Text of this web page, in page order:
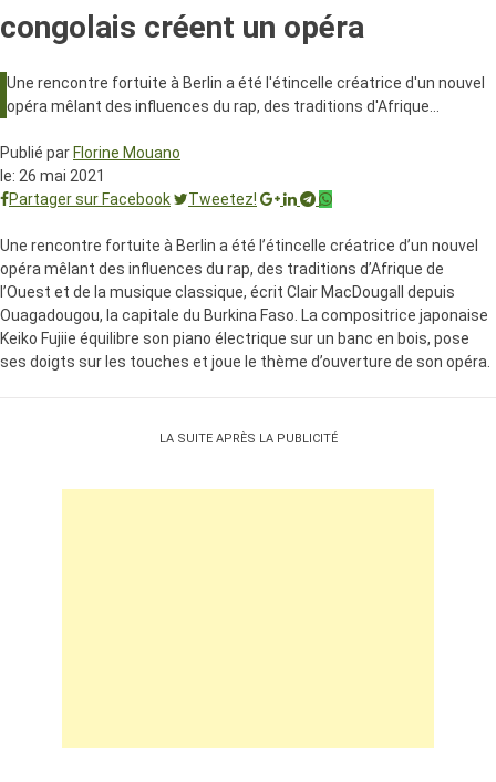
congolais créent un opéra
Une rencontre fortuite à Berlin a été l'étincelle créatrice d'un nouvel
opéra mêlant des influences du rap, des traditions d'Afrique…
Publié parFlorine Mouano
le: 26 mai 2021
Partager sur Facebook
Tweetez!
Une rencontre fortuite à Berlin a été l’étincelle créatrice d’un nouvel
opéra mêlant des influences du rap, des traditions d’Afrique de
l’Ouest et de la musique classique, écrit Clair MacDougall depuis
Ouagadougou, la capitale du Burkina Faso. La compositrice japonaise
Keiko Fujiie équilibre son piano électrique sur un banc en bois, pose
ses doigts sur les touches et joue le thème d’ouverture de son opéra.
LA SUITE APRÈS LA PUBLICITÉ